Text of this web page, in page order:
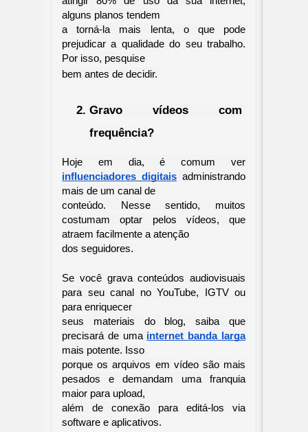
alguns planos tendem
a torná-la mais lenta, o que pode
prejudicar a qualidade do seu trabalho.
Por isso, pesquise
bem antes de decidir.
Gravo vídeos com
frequência?
influenciadores digitais administrando
mais de um canal de
conteúdo. Nesse sentido, muitos
costumam optar pelos vídeos, que
atraem facilmente a atenção
dos seguidores.
Se você grava conteúdos audiovisuais
para seu canal no YouTube, IGTV ou
para enriquecer
seus materiais do blog, saiba que
precisará de uma internet banda larga
mais potente. Isso
porque os arquivos em vídeo são mais
pesados e demandam uma franquia
maior para upload,
além de conexão para editá-los via
software e aplicativos.